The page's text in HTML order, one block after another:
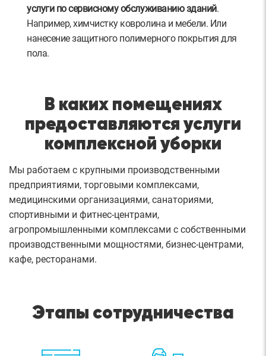
услуги по сервисному обслуживанию зданий.
Например, химчистку ковролина и мебели. Или
нанесение защитного полимерного покрытия для
пола.
В каких помещениях
предоставляются услуги
комплексной уборки
Мы работаем с крупными производственными
предприятиями, торговыми комплексами,
медицинскими организациями, санаториями,
спортивными и фитнес-центрами,
агропромышленными комплексами с собственными
производственными мощностями, бизнес-центрами,
кафе, ресторанами.
Этапы сотрудничества